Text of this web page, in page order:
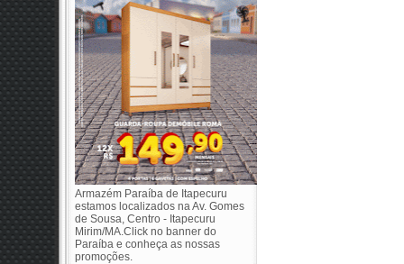
Armazém Paraíba de Itapecuru
estamos localizados na Av. Gomes
de Sousa, Centro - Itapecuru
Mirim/MA.Click no banner do
Paraíba e conheça as nossas
promoções.